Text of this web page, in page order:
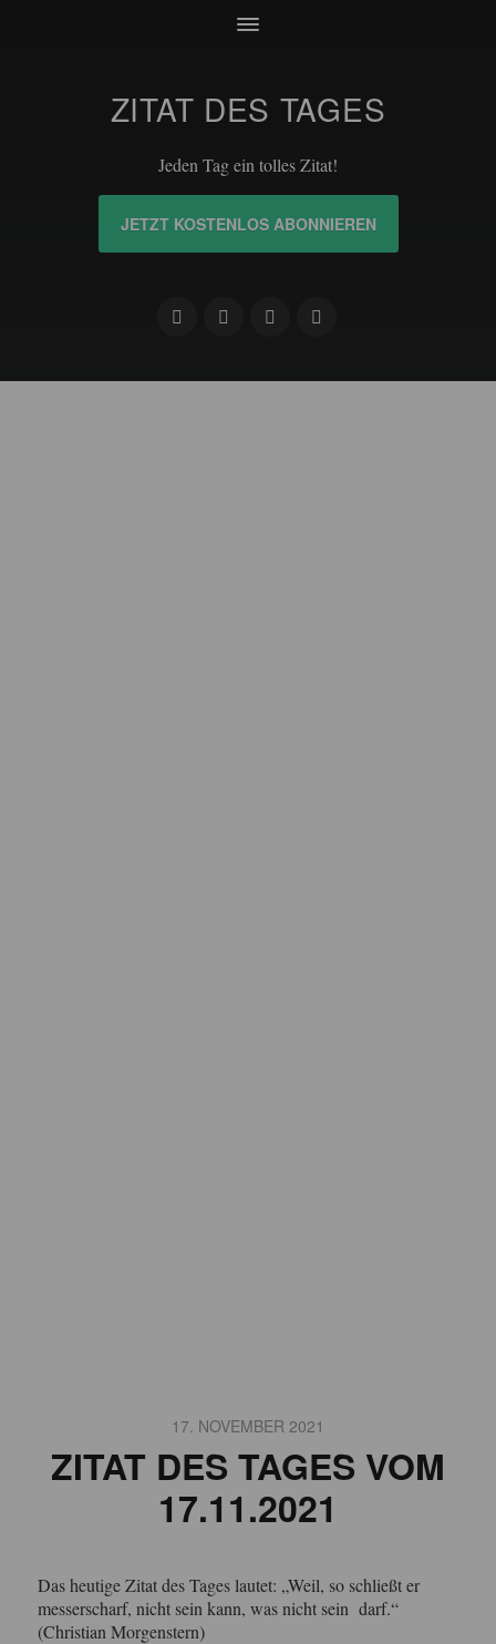
ZITAT DES TAGES
Jeden Tag ein tolles Zitat!
JETZT KOSTENLOS ABONNIEREN
17. NOVEMBER 2021
ZITAT DES TAGES VOM
17.11.2021
Das heutige Zitat des Tages lautet: „Weil, so schließt er
messerscharf, nicht sein kann, was nicht sein darf.“
(Christian Morgenstern)